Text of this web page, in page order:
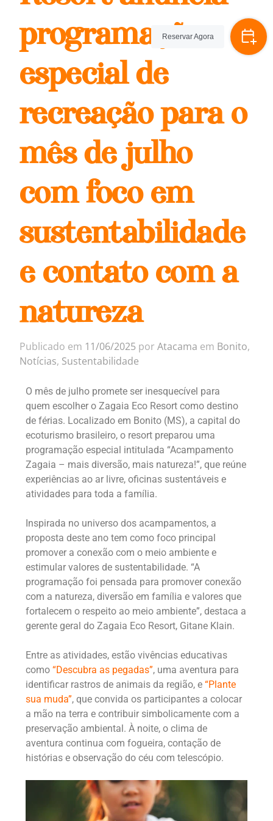
programação
especial de
recreação para o
mês de julho
com foco em
sustentabilidade
e contato com a
natureza
Publicado em 11/06/2025 por Atacama em Bonito,
Notícias, Sustentabilidade
O mês de julho promete ser inesquecível para
quem escolher o Zagaia Eco Resort como destino
de férias. Localizado em Bonito (MS), a capital do
ecoturismo brasileiro, o resort preparou uma
programação especial intitulada “Acampamento
Zagaia – mais diversão, mais natureza!”, que reúne
experiências ao ar livre, oficinas sustentáveis e
atividades para toda a família.
Inspirada no universo dos acampamentos, a
proposta deste ano tem como foco principal
promover a conexão com o meio ambiente e
estimular valores de sustentabilidade. “A
programação foi pensada para promover conexão
com a natureza, diversão em família e valores que
fortalecem o respeito ao meio ambiente”, destaca a
gerente geral do Zagaia Eco Resort, Gitane Klain.
Entre as atividades, estão vivências educativas
como “Descubra as pegadas”, uma aventura para
identificar rastros de animais da região, e “Plante
sua muda”, que convida os participantes a colocar
a mão na terra e contribuir simbolicamente com a
preservação ambiental. À noite, o clima de
aventura continua com fogueira, contação de
histórias e observação do céu com telescópio.
Reservar Agora